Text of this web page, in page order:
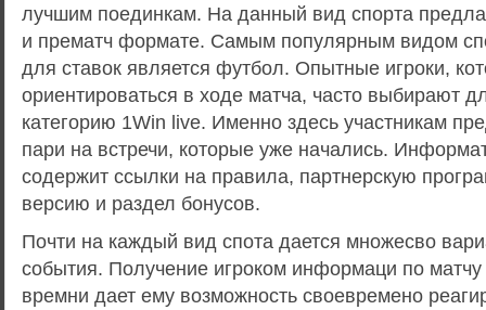
лучшим поединкам. На данный вид спорта
и прематч формате. Самым популярным видом
для ставок является футбол. Опытные игроки,
ориентироваться в ходе матча, часто выбирают
категорию 1Win live. Именно здесь участникам
пари на встречи, которые уже начались.
содержит ссылки на правила, партнерскую
версию и раздел бонусов.
Почти на каждый вид спота дается множесво
события. Получение игроком информаци по
времни дает ему возможность своевремено